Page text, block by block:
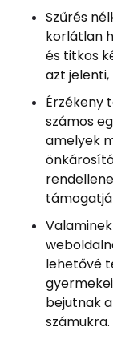
Szűrés
korlátlan
és titkos
azt jelenti,
Érzékeny
számos
amelyek
lehetővé
bejutnak
számukra.